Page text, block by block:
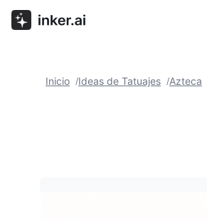
Inicio /Ideas de Tatuajes /Azteca